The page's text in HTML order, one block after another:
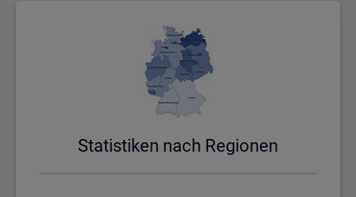
Sta­tis­ti­ken nach Re­gio­nen